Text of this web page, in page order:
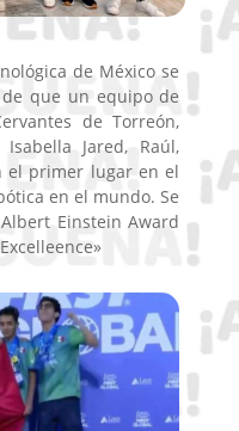
de México se
que un equipo de
de Torreón,
Jared, Raúl,
el primer lugar en el
en el mundo. Se
Einstein Award